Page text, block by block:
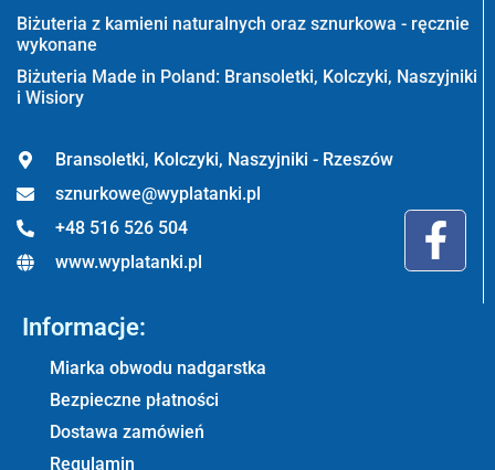
Biżuteria z kamieni naturalnych oraz sznurkowa - ręcznie
wykonane
Biżuteria Made in Poland: Bransoletki, Kolczyki, Naszyjniki
i Wisiory
Bransoletki, Kolczyki, Naszyjniki - Rzeszów
sznurkowe@wyplatanki.pl
+48 516 526 504
www.wyplatanki.pl
Informacje:
Miarka obwodu nadgarstka
Bezpieczne płatności
Dostawa zamówień
Regulamin